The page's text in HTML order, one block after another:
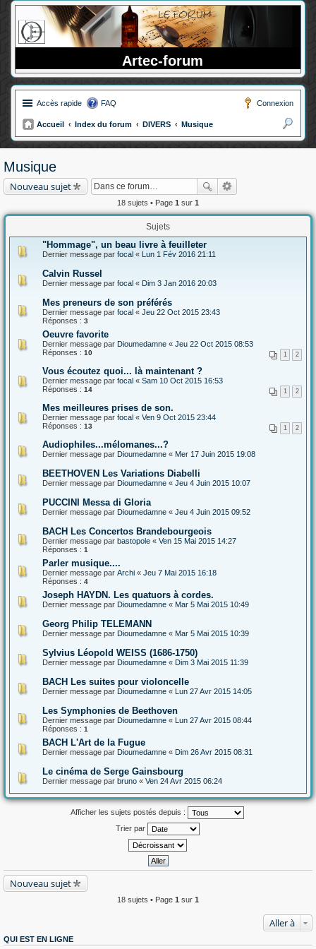
Artec-forum
Accès rapide FAQ Connexion
Accueil Index du forum DIVERS
Musique
ec
Musique
Nouveau sujet
18 sujets • Page 1 sur 1
Sujets
"Hommage", un beau livre à feuilleter
Dernier message par focal « Lun 1 Fév 2016 21:11
Calvin Russel
Dernier message par focal « Dim 3 Jan 2016 20:03
Mes preneurs de son préférés
Dernier message par focal « Jeu 22 Oct 2015 23:43
Réponses : 3
Oeuvre favorite
Dernier message par Dioumedamne « Jeu 22 Oct 2015 08:53
Réponses : 10 1 2
Vous écoutez quoi... là maintenant ?
Dernier message par focal « Sam 10 Oct 2015 16:53
Réponses : 14 1 2
Mes meilleures prises de son.
Dernier message par focal « Ven 9 Oct 2015 23:44
Réponses : 13 1 2
Audiophiles...mélomanes...?
Dernier message par Dioumedamne « Mer 17 Juin 2015 19:08
BEETHOVEN Les Variations Diabelli
Dernier message par Dioumedamne « Jeu 4 Juin 2015 10:07
PUCCINI Messa di Gloria
Dernier message par Dioumedamne « Jeu 4 Juin 2015 09:52
BACH Les Concertos Brandebourgeois
Dernier message par bastopole « Ven 15 Mai 2015 14:27
Réponses : 1
Parler musique....
Dernier message par Archi « Jeu 7 Mai 2015 16:18
Réponses : 4
Joseph HAYDN. Les quatuors à cordes.
Dernier message par Dioumedamne « Mar 5 Mai 2015 10:49
Georg Philip TELEMANN
Dernier message par Dioumedamne « Mar 5 Mai 2015 10:39
Sylvius Léopold WEISS (1686-1750)
Dernier message par Dioumedamne « Dim 3 Mai 2015 11:39
BACH Les suites pour violoncelle
Dernier message par Dioumedamne « Lun 27 Avr 2015 14:05
Les Symphonies de Beethoven
Dernier message par Dioumedamne « Lun 27 Avr 2015 08:44
Réponses : 1
BACH L'Art de la Fugue
Dernier message par Dioumedamne « Dim 26 Avr 2015 08:31
Le cinéma de Serge Gainsbourg
Dernier message par bruno « Ven 24 Avr 2015 06:24
Afficher les sujets postés depuis :
Trier par
Nouveau sujet
18 sujets • Page 1 sur 1
Aller à
QUI EST EN LIGNE